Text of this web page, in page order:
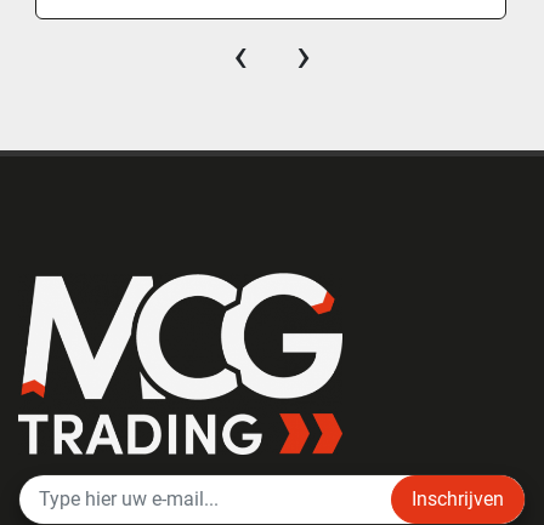
‹ ›
Inschrijven